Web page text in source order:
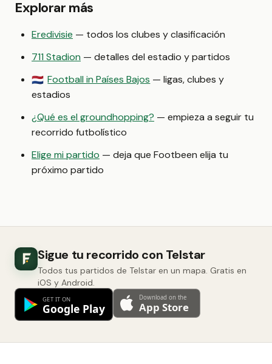
Explorar más
Eredivisie — todos los clubes y clasificación
711 Stadion — detalles del estadio y partidos
🇳🇱 Football in Países Bajos — ligas, clubes y
estadios
¿Qué es el groundhopping? — empieza a seguir tu
recorrido futbolístico
Elige mi partido — deja que Footbeen elija tu
próximo partido
Sigue tu recorrido con Telstar
Todos tus partidos de Telstar en un mapa. Gratis en
iOS y Android.